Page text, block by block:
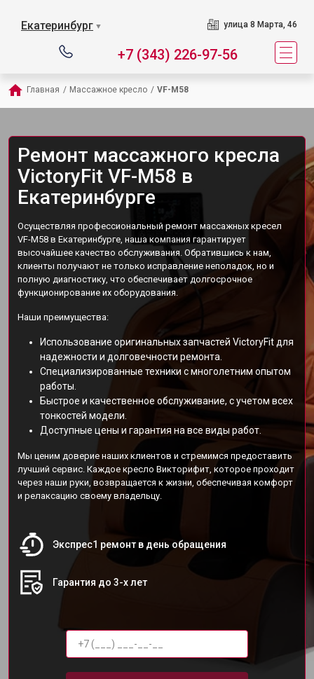
Екатеринбург ▼ улица 8 Марта, 46
+7 (343) 226-97-56
Главная / Массажное кресло / VF-M58
Ремонт массажного кресла
VictoryFit VF-M58 в
Екатеринбурге
Осуществляя профессиональный ремонт массажных кресел
VF-M58 в Екатеринбурге, наша компания гарантирует
высочайшее качество обслуживания. Обратившись к нам,
клиенты получают не только исправление неполадок, но и
полную диагностику, что обеспечивает долгосрочное
функционирование их оборудования.
Наши преимущества:
Использование оригинальных запчастей VictoryFit для
надежности и долговечности ремонта.
Специализированные техники с многолетним опытом
работы.
Быстрое и качественное обслуживание, с учетом всех
тонкостей модели.
Доступные цены и гарантия на все виды работ.
Мы ценим доверие наших клиентов и стремимся предоставить
лучший сервис. Каждое кресло Викторифит, которое проходит
через наши руки, возвращается к жизни, обеспечивая комфорт
и релаксацию своему владельцу.
Экспрес1 ремонт в день обращения
Гарантия до 3-х лет